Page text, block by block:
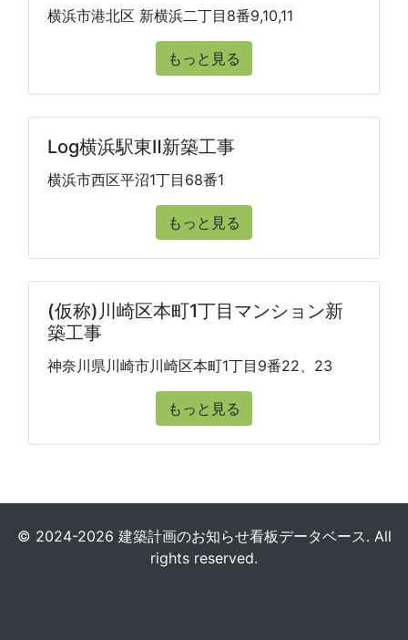
横浜市港北区 新横浜二丁目8番9,10,11
もっと見る
Log横浜駅東Ⅱ新築工事
横浜市西区平沼1丁目68番1
もっと見る
(仮称)川崎区本町1丁目マンション新
築工事
神奈川県川崎市川崎区本町1丁目9番22、23
もっと見る
© 2024-2026 建築計画のお知らせ看板データベース. All
rights reserved.